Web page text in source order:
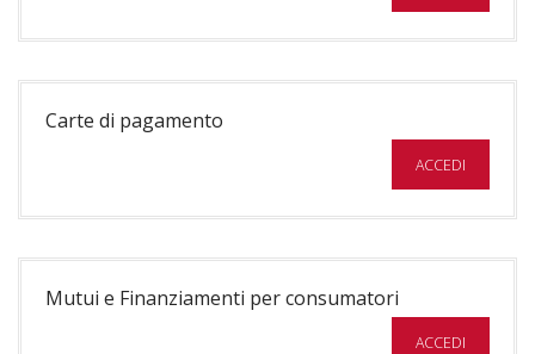
Carte di pagamento
ACCEDI
Mutui e Finanziamenti per consumatori
ACCEDI